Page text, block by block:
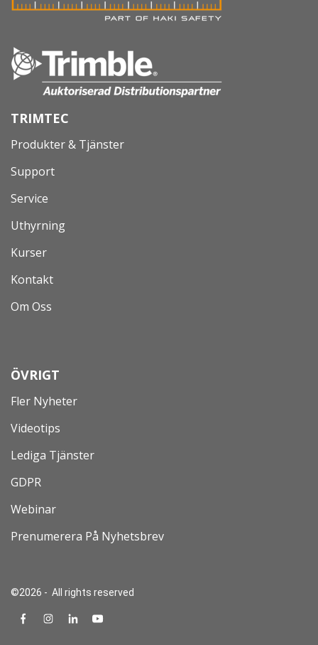
TRIMTEC
Produkter & Tjänster
Support
Service
Uthyrning
Kurser
Kontakt
Om Oss
ÖVRIGT
Fler Nyheter
Videotips
Lediga Tjänster
GDPR
Webinar
Prenumerera På Nyhetsbrev
©2026 - All rights reserved